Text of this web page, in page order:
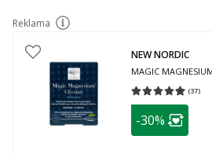
Reklama patarimas
NEW NORDIC
MAGIC
(37)
Vidutinis įvertinimas
patarimas
-30%